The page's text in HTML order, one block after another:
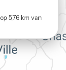
5,76 km van